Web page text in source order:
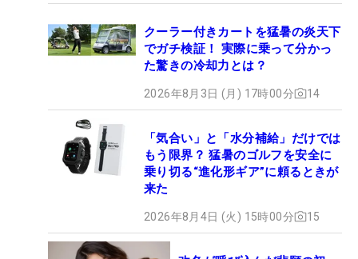
クーラー付きカートを猛暑の炎天下
でガチ検証！ 実際に乗って分かっ
た驚きの冷却力とは？
2026年8月3日 (月) 17時00分 14
「気合い」と「水分補給」だけでは
もう限界？ 猛暑のゴルフを安全に
乗り切る“進化形ギア”に頼るときが
来た
2026年8月4日 (火) 15時00分 15